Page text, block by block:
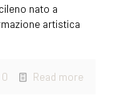
nato a
artistica
0 Read more